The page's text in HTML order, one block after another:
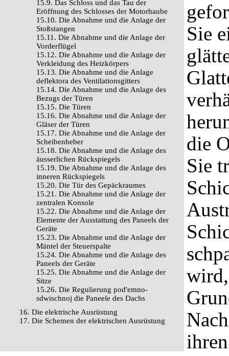
15.9. Das Schloss und das Tau der
Eröffnung des Schlosses der Motorhaube
15.10. Die Abnahme und die Anlage der
Stoßstangen
15.11. Die Abnahme und die Anlage der
Vorderflügel
15.12. Die Abnahme und die Anlage der
Verkleidung des Heizkörpers
15.13. Die Abnahme und die Anlage
deflektora des Ventilationsgitters
15.14. Die Abnahme und die Anlage des
Bezugs der Türen
15.15. Die Türen
15.16. Die Abnahme und die Anlage der
Gläser der Türen
15.17. Die Abnahme und die Anlage der
Scheibenheber
15.18. Die Abnahme und die Anlage des
äusserlichen Rückspiegels
15.19. Die Abnahme und die Anlage des
inneren Rückspiegels
15.20. Die Tür des Gepäckraumes
15.21. Die Abnahme und die Anlage der
zentralen Konsole
15.22. Die Abnahme und die Anlage der
Elemente der Ausstattung des Paneels der
Geräte
15.23. Die Abnahme und die Anlage der
Mäntel der Steuerspalte
15.24. Die Abnahme und die Anlage des
Paneels der Geräte
15.25. Die Abnahme und die Anlage der
Sitze
15.26. Die Regulierung pod'emno-
sdwischnoj die Paneele des Dachs
16. Die elektrische Ausrüstung
17. Die Schemen der elektrischen Ausrüstung
Sie
die
Sie